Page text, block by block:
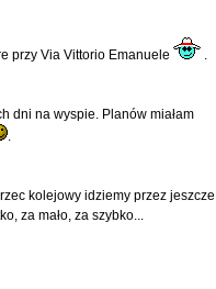
przy Via Vittorio Emanuele .
dni na wyspie. Planów miałam
.
kolejowy idziemy przez jeszcze
za mało, za szybko...